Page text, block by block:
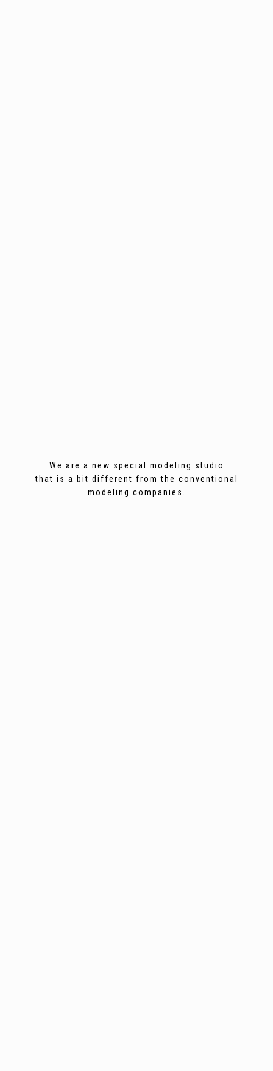
We are a new special modeling studio
that is a bit different from the conventional
modeling companies.